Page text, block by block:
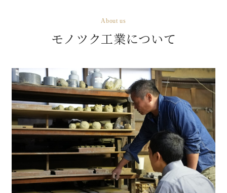
About us
モノツク工業について